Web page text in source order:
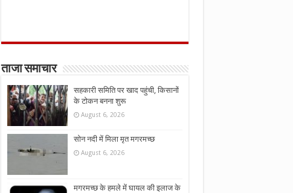
ताजा समाचार
सहकारी समिति पर खाद पहुंची, किसानों
के टोकन बनना शुरू
August 6, 2026
सोन नदी में मिला मृत मगरमच्छ
August 6, 2026
मगरमच्छ के हमले में घायल की इलाज के